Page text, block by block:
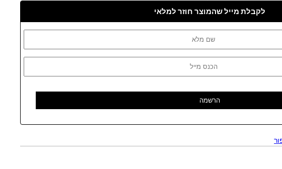
לקבלת מייל שהמוצר חוזר למלאי